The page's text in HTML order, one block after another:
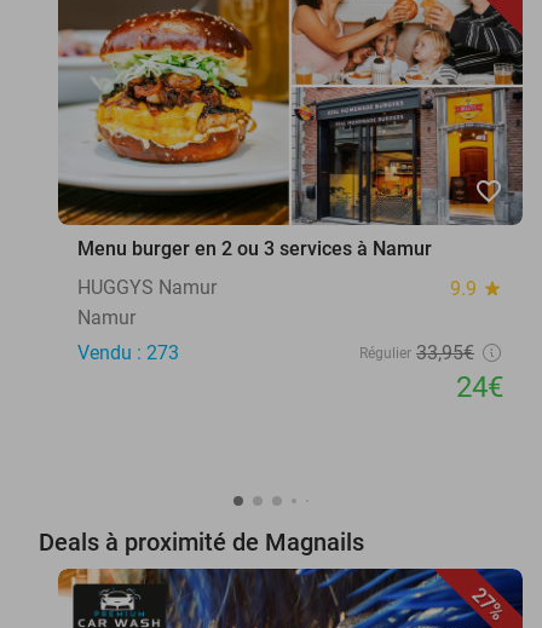
favorite_border
Menu burger en 2 ou 3 services à Namur
HUGGYS Namur
9.9 star
Namur
Vendu : 273
Régulier 33,95€
24€
Deals à proximité de Magnails
27%